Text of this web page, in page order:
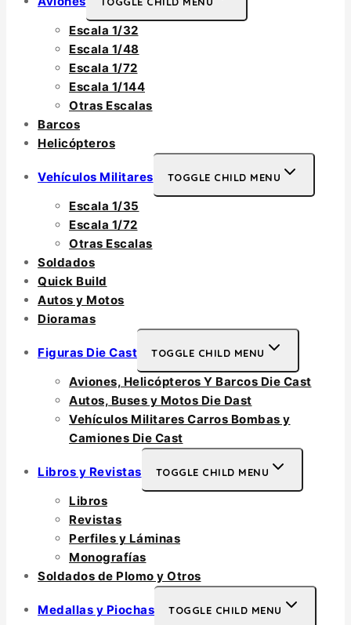
Escala 1/32
Escala 1/48
Escala 1/72
Escala 1/144
Otras Escalas
Barcos
Helicópteros
Vehículos Militares TOGGLE CHILD MENU
Escala 1/35
Escala 1/72
Otras Escalas
Soldados
Quick Build
Autos y Motos
Dioramas
Figuras Die Cast TOGGLE CHILD MENU
Aviones, Helicópteros Y Barcos Die Cast
Autos, Buses y Motos Die Dast
Vehículos Militares Carros Bombas y
Camiones Die Cast
Libros y Revistas TOGGLE CHILD MENU
Libros
Revistas
Perfiles y Láminas
Monografías
Soldados de Plomo y Otros
Medallas y Piochas TOGGLE CHILD MENU